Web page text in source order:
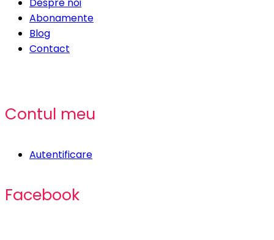
Abonamente
Blog
Contact
Contul meu
Autentificare
Facebook